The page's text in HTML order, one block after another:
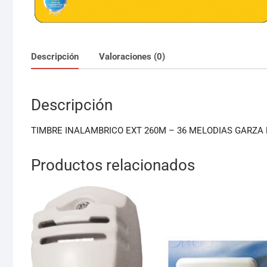
Descripción Valoraciones (0)
Descripción
TIMBRE INALAMBRICO EXT 260M – 36 MELODIAS GARZA
Productos relacionados